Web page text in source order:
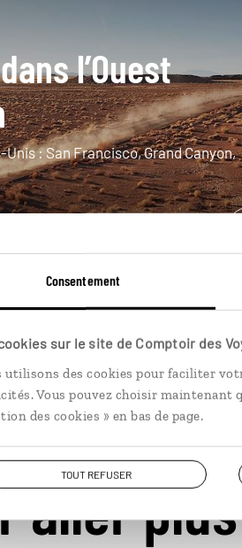
Consentement
sur le site de Comptoir des
utilisons des cookies pour faciliter
Vous pouvez choisir maintenant
des cookies » en bas de page.
TOUT REFUSER
l’Ouest
: San Francisco, Grand Canyon,
aller